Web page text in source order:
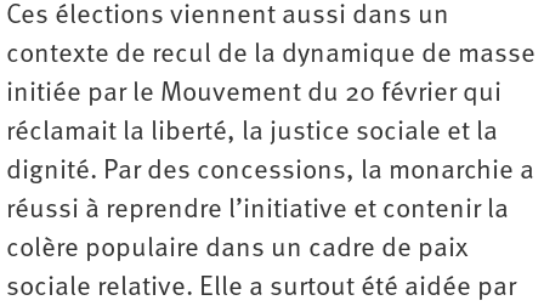
Ces élections viennent aussi dans un
contexte de recul de la dynamique de masse
initiée par le Mouvement du 20 février qui
réclamait la liberté, la justice sociale et la
dignité. Par des concessions, la monarchie a
réussi à reprendre l’initiative et contenir la
colère populaire dans un cadre de paix
sociale relative. Elle a surtout été aidée par